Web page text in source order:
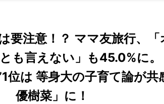
要注意！？ ママ友旅行、
も言えない」も45.0%に。
位は 等身大の子育て論が共
優樹菜」に！